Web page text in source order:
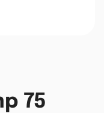
75